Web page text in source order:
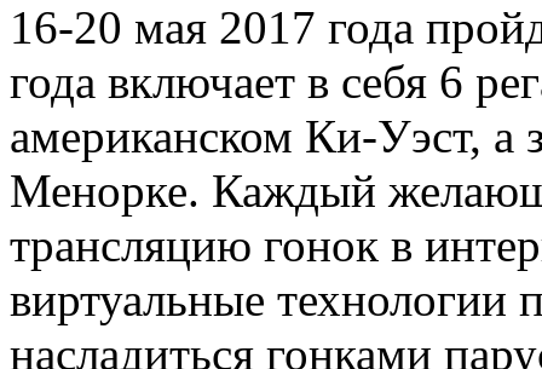
16-20 мая 2017 года
года включает в себя 6
американском Ки-Уэст, а
Менорке. Каждый
трансляцию гонок в
виртуальные технологии
насладиться гонками